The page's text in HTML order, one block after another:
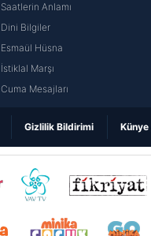
Saatlerin Anlamı
Dini Bilgiler
Esmaül Hüsna
İstiklal Marşı
Cuma Mesajları
Gizlilik Bildirimi